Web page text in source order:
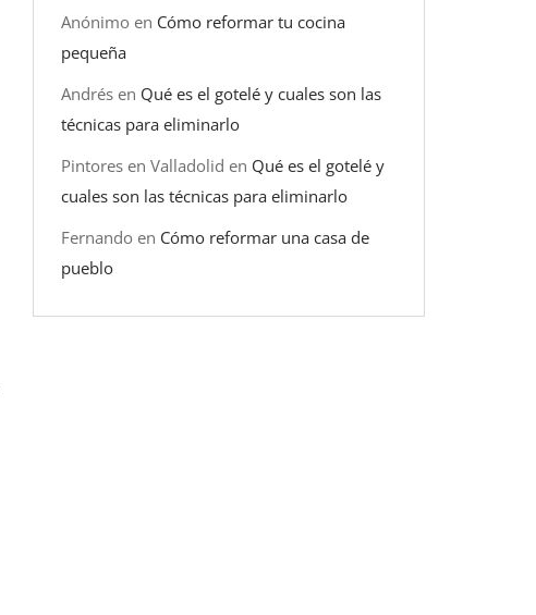
Anónimo en Cómo reformar tu cocina
pequeña
Andrés en Qué es el gotelé y cuales son las
técnicas para eliminarlo
Pintores en Valladolid en Qué es el gotelé y
cuales son las técnicas para eliminarlo
Fernando en Cómo reformar una casa de
pueblo